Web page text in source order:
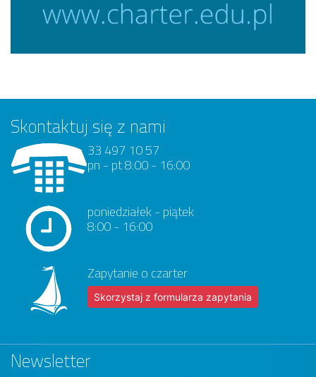
Skontaktuj się z nami
33 497 10 57
pn - pt 8:00 - 16:00
poniedziałek - piątek
8:00 - 16:00
Zapytanie o czarter
Skorzystaj z formularza zapytania
Newsletter